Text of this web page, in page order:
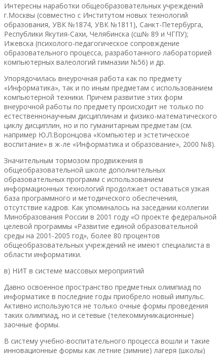
Интересны наработки общеобразовательных учреждений
г.Москвы (совместно с Институтом новых технологий
образования, УВК №1874, УВК №1811), Санкт-Петербурга,
Республики Якутия-Сахи, Челябинска (сш№ 89 и ЧГПУ);
Ижевска (психолого-педагогическое сопровждение
образовательного процесса, разработанного лабораторией
компьютерных валеологий гимназии №56) и др.
Упорядочилась внеурочная работа как по предмету
«Информатика», так и по иным предметам с использованием
компьютерной техники. Причем развитие этих форм
внеурочной работы по предмету происходит не только по
естественнонаучным дисциплинам и физико-математического
циклу дисциплин, но и по гуманитарным предметам (см.
например Ю.Л.Воронцова «Компьютер и эстетическое
воспитание» в ж-ле «Информатика и образование», 2000 №8).
Значительным тормозом продвижения в
общеобразовательной школе дополнительных
образовательных программ с использованием
информационных технологий продолжает оставаться узкая
база программного и методического обеспечения,
отсутствие кадров. Как упоминалось на заседании коллегии
Минобразования России в 2001 году «О проекте федеральной
целевой программы «Развитие единой образовательной
среды на 2001-2005 год», более 80 процентов
общеобразовательных учреждений не имеют специалиста в
области информатики.
в) НИТ в системе массовых мероприятий
Давно освоенное пространство предметных олимпиад по
информатике в последние годы приобрело новый импульс.
Активно используются не только очные формы проведения
таких олимпиад, но и сетевые (телекоммуникационные)
заочные формы.
В систему учебно-воспитательного процесса вошли и такие
инновационные формы как летние (зимние) лагеря (школы)